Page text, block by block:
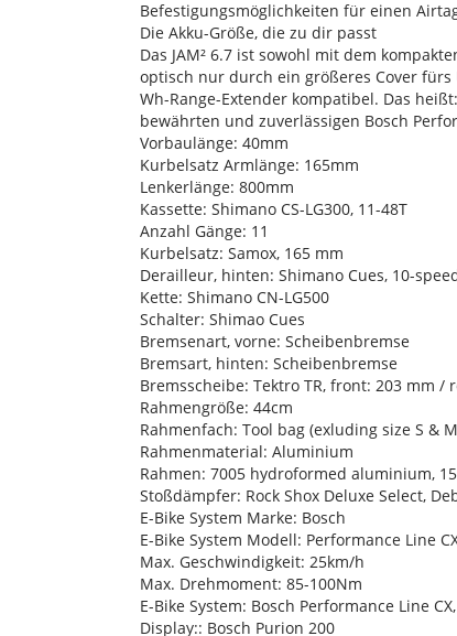
Befestigungsmöglichkeiten für einen
Die Akku-Größe, die zu dir passt
Das JAM² 6.7 ist sowohl mit dem
optisch nur durch ein größeres Cover fürs
Wh-Range-Extender kompatibel. Das
bewährten und zuverlässigen Bosch
Vorbaulänge: 40mm
Kurbelsatz Armlänge: 165mm
Lenkerlänge: 800mm
Kassette: Shimano CS-LG300, 11-48T
Anzahl Gänge: 11
Kurbelsatz: Samox, 165 mm
Derailleur, hinten: Shimano Cues, 10-
Kette: Shimano CN-LG500
Schalter: Shimao Cues
Bremsenart, vorne: Scheibenbremse
Bremsart, hinten: Scheibenbremse
Bremsscheibe: Tektro TR, front: 203 mm /
Rahmengröße: 44cm
Rahmenfach: Tool bag (exluding size S &
Rahmenmaterial: Aluminium
Rahmen: 7005 hydroformed aluminium,
Stoßdämpfer: Rock Shox Deluxe Select,
E-Bike System Marke: Bosch
E-Bike System Modell: Performance Line
Max. Geschwindigkeit: 25km/h
Max. Drehmoment: 85-100Nm
E-Bike System: Bosch Performance Line
Display:: Bosch Purion 200